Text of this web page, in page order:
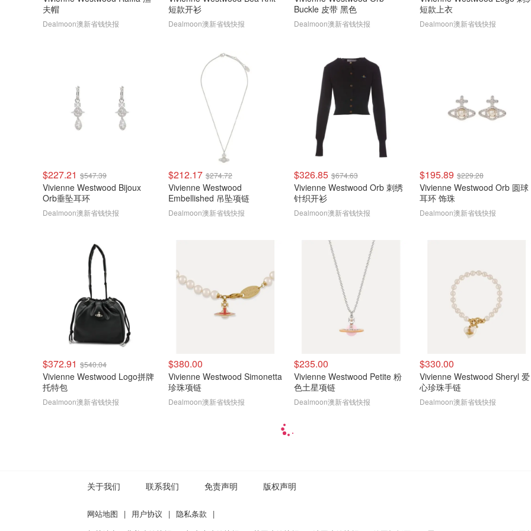
夫帽
Dealmoon澳新省钱快报
短款开衫
Dealmoon澳新省钱快报
Buckle 皮带 黑色
Dealmoon澳新省钱快报
短款上衣
Dealmoon澳新省钱快报
$227.21 $547.39
Vivienne Westwood Bijoux
Orb垂坠耳环
Dealmoon澳新省钱快报
$212.17 $274.72
Vivienne Westwood
Embellished 吊坠项链
Dealmoon澳新省钱快报
$326.85 $674.63
Vivienne Westwood Orb 刺绣
针织开衫
Dealmoon澳新省钱快报
$195.89 $229.28
Vivienne Westwood Orb 圆球
耳环 饰珠
Dealmoon澳新省钱快报
$372.91 $540.04
Vivienne Westwood Logo拼牌
托特包
Dealmoon澳新省钱快报
$380.00
Vivienne Westwood Simonetta
珍珠项链
Dealmoon澳新省钱快报
$235.00
Vivienne Westwood Petite 粉
色土星项链
Dealmoon澳新省钱快报
$330.00
Vivienne Westwood Sheryl 爱
心珍珠手链
Dealmoon澳新省钱快报
关于我们 联系我们 免责声明 版权声明
网站地图 | 用户协议 | 隐私条款
|